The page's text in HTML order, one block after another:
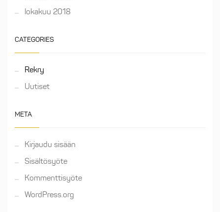
lokakuu 2018
CATEGORIES
Rekry
Uutiset
META
Kirjaudu sisään
Sisältösyöte
Kommenttisyöte
WordPress.org